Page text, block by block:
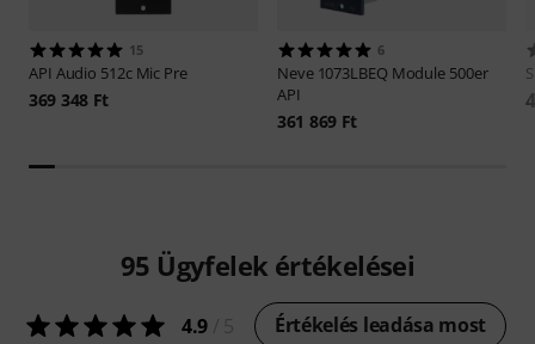
15
API Audio 512c Mic Pre
369 348 Ft
6
Neve 1073LBEQ Module 500er
API
361 869 Ft
95 Ügyfelek értékelései
4.9 Értékelés leadása most